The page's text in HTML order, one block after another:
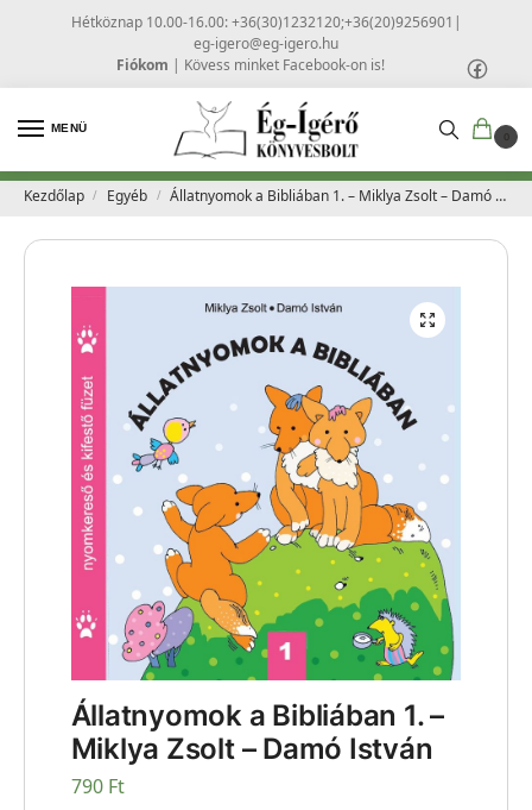
Hétköznap 10.00-16.00: +36(30)1232120;+36(20)9256901 |
eg-igero@eg-igero.hu
Fiókom | Kövess minket Facebook-on is!
MENÜ
0
Kezdőlap / Egyéb / Állatnyomok a Bibliában 1. – Miklya Zsolt – Damó István
Állatnyomok a Bibliában 1. –
Miklya Zsolt – Damó István
790 Ft